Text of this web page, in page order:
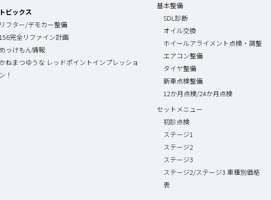
ピックス
フター/デモカー整備
完全リファイン計画
っけもん情報
ねまつゆうな レッドポイントインプレッショ
！
基本整備
SDL診断
オイル交換
ホイールアライメント点検・調整
エアコン整備
タイヤ整備
新車点検整備
12か月点検/24か月点検
セットメニュー
初診点検
ステージ1
ステージ2
ステージ3
ステージ2/ステージ3 車種別価格
表